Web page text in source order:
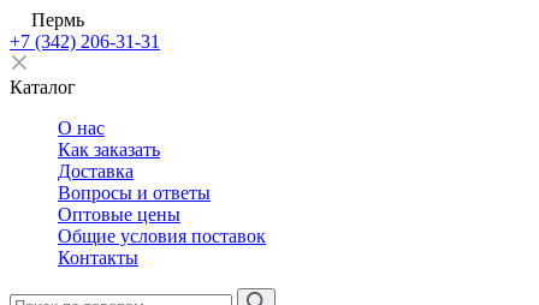
Пермь
+7 (342) 206-31-31
Каталог
О нас
Как заказать
Доставка
Вопросы и ответы
Оптовые цены
Общие условия поставок
Контакты